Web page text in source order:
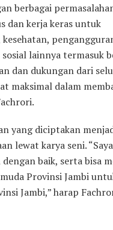
berbagai
dan kerja keras untuk
lainnya termasuk
dan dukungan dari
maksimal dalam
yang diciptakan
lewat karya seni.
baik, serta bisa
Provinsi Jambi
Jambi,” harap